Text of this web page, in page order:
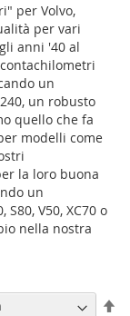
per Volvo,
per vari
anni '40 al
un
un robusto
quello che fa
modelli come
la loro buona
un
V50, XC70 o
nella nostra